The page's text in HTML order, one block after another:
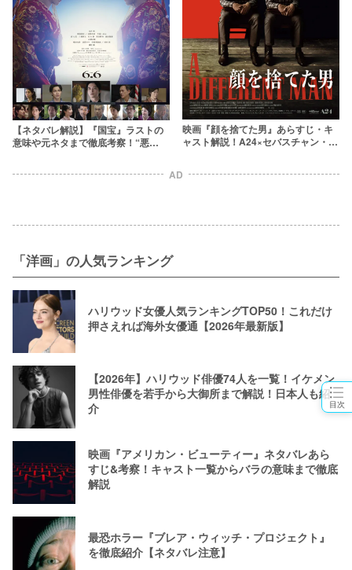
目次
【ネタバレ解説】『国宝』ラストの
意味や元ネタまで徹底考察！“悪
映画『顔を捨てた男』あらすじ・キ
ャスト解説！A24×セバスチャン・ス
AD
「洋画」の人気ランキング
ハリウッド女優人気ランキングTOP50！これだけ
押さえれば海外女優通【2026年最新版】
【2026年】ハリウッド俳優74人を一覧！イケメン
男性俳優を若手から大御所まで解説！日本人も紹
介
映画『アメリカン・ビューティー』ネタバレあら
すじ&考察！キャスト一覧からバラの意味まで徹底
解説
最恐ホラー『ブレア・ウィッチ・プロジェクト』
を徹底紹介【ネタバレ注意】